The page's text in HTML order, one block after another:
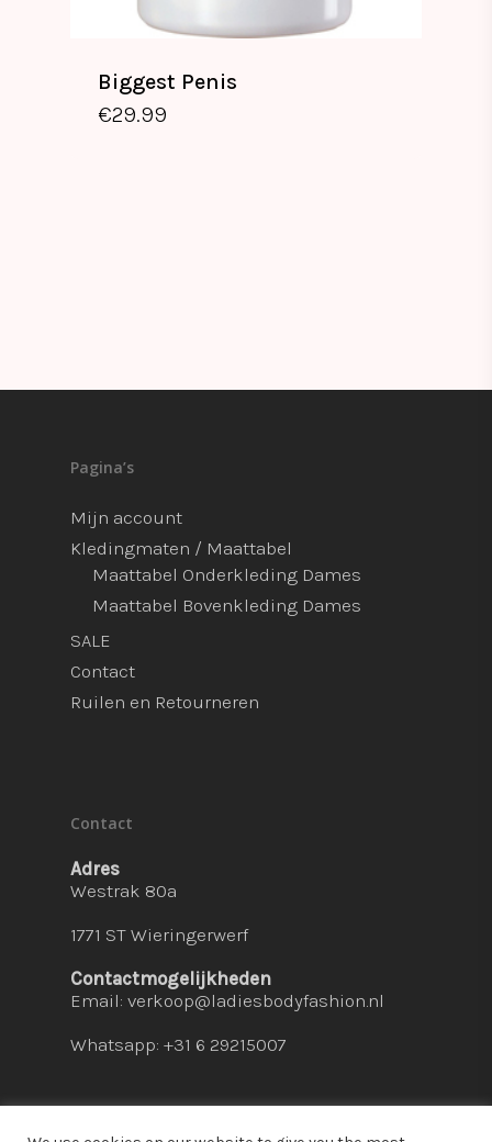
Biggest Penis
€29.99
€
Pagina’s
Mijn account
Kledingmaten / Maattabel
Maattabel Onderkleding Dames
Maattabel Bovenkleding Dames
SALE
Contact
Ruilen en Retourneren
Contact
Adres
Westrak 80a
1771 ST Wieringerwerf
Contactmogelijkheden
Email: verkoop@ladiesbodyfashion.nl
Whatsapp: +31 6 29215007